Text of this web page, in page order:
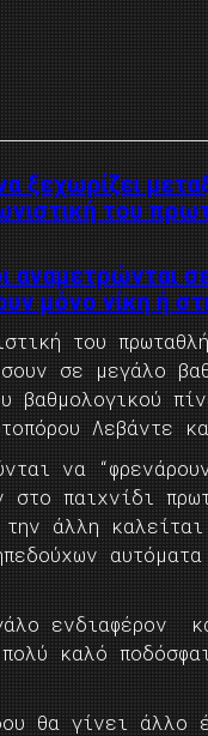
ξεχωρίζει
του
αναμετρώνται
μόνο νίκη ή
του
σε μεγάλο
βαθμολογικού
Λεβάντε
να
στο παιχνίδι
άλλη
ενδιαφέρον
καλό
θα γίνει άλλο